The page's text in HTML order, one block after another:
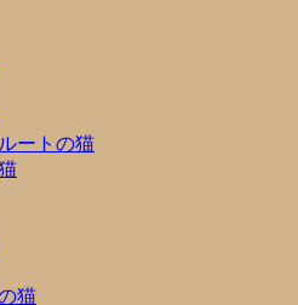
ートの猫
猫